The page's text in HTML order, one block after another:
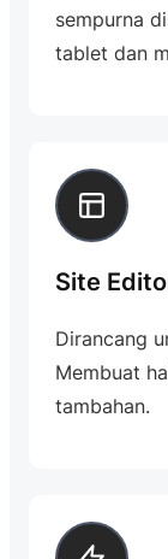
sempurna
tablet dan
Site
Dirancang
Membuat
tambahan.